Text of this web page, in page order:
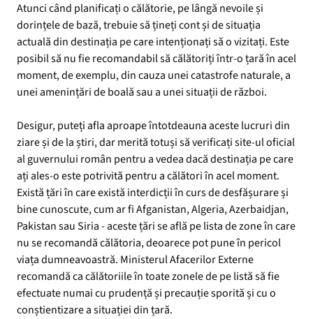
Atunci când planificați o călătorie, pe lângă nevoile și
dorințele de bază, trebuie să țineți cont și de situația
actuală din destinația pe care intenționați să o vizitați. Este
posibil să nu fie recomandabil să călătoriți într-o țară în acel
moment, de exemplu, din cauza unei catastrofe naturale, a
unei amenințări de boală sau a unei situații de război.
Desigur, puteți afla aproape întotdeauna aceste lucruri din
ziare și de la știri, dar merită totuși să verificați site-ul oficial
al guvernului român pentru a vedea dacă destinația pe care
ați ales-o este potrivită pentru a călători în acel moment.
Există țări în care există interdicții în curs de desfășurare și
bine cunoscute, cum ar fi Afganistan, Algeria, Azerbaidjan,
Pakistan sau Siria - aceste țări se află pe lista de zone în care
nu se recomandă călătoria, deoarece pot pune în pericol
viața dumneavoastră. Ministerul Afacerilor Externe
recomandă ca călătoriile în toate zonele de pe listă să fie
efectuate numai cu prudență și precauție sporită și cu o
conștientizare a situației din țară.